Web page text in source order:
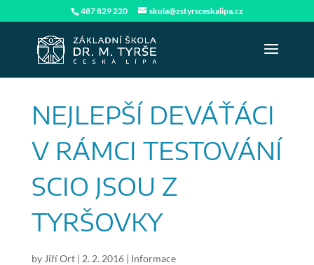
487 829 220 skola@zstyrsceskalipa.cz
NEJLEPŠÍ DEVÁŤÁCI
V RÁMCI TESTOVÁNÍ
SCIO JSOU Z
TYRŠOVKY
by Jiří Ort| 2. 2. 2016| Informace